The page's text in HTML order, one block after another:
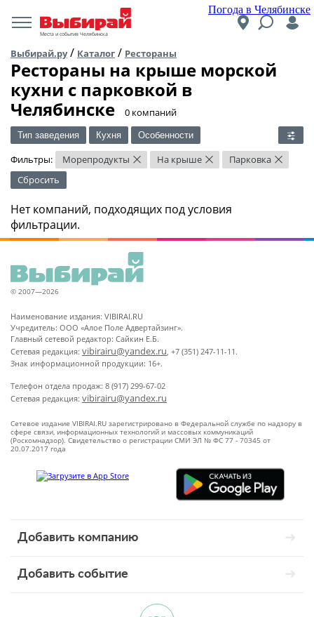
Погода в Челябинске
Места и события Челябинска
Выбирай.ру/ Каталог / Рестораны
Рестораны на крыше морской
кухни c парковкой в
Челябинске
​0 компаний
Тип заведения Кухня Особенности
Фильтры: Морепродукты × На крыше × Парковка ×
Сбросить
Нет компаний, подходящих под условия
фильтрации.
© 2007—2026
Наименование издания: VIBIRAI.RU
Учредитель: ООО «Алое Поле Адвертайзинг».
Главный сетевой редактор: Сайкин Е.Б.
Сетевая редакция: vibirairu@yandex.ru, +7 (351) 247-11-11.
Знак информационной продукции: 16+.
Телефон отдела продаж: 8 (917) 299-67-02
Сетевая редакция: vibirairu@yandex.ru
Сетевое издание VIBIRAI.RU зарегистрировано в Федеральной службе по надзору в
сфере связи, информационных технологий и массовых коммуникаций
(Роскомнадзор). Свидетельство о регистрации СМИ ЭЛ № ФС 77 - 70345 от
20.07.2017 года
Добавить компанию
Добавить событие